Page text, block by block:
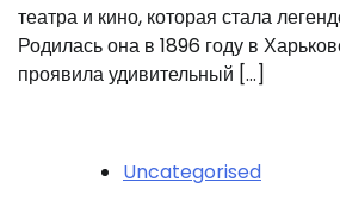
театра и кино, которая стала
Родилась она в 1896 году в
проявила удивительный […]
Uncategorised